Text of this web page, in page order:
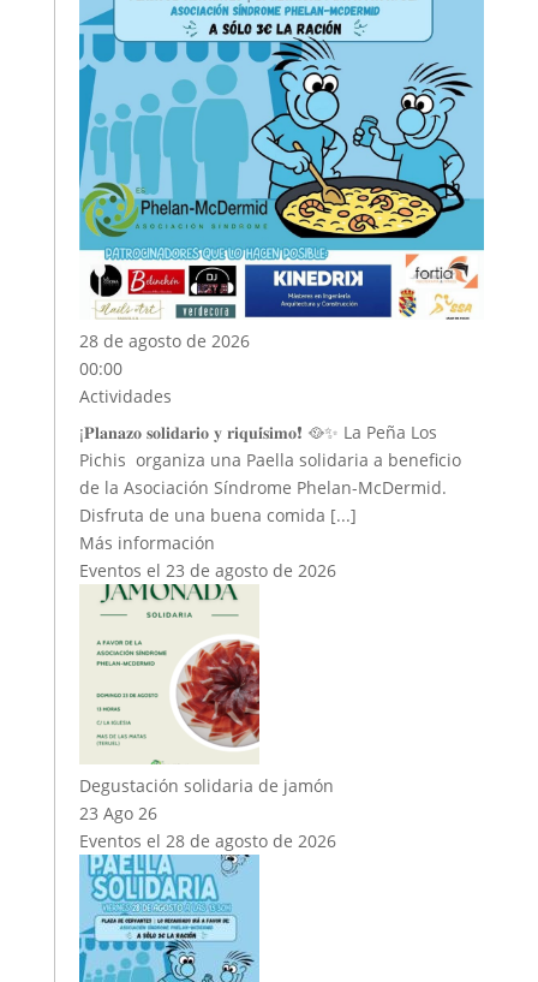
28 de agosto de 2026
00:00
Actividades
¡𝐏𝐥𝐚𝐧𝐚𝐳𝐨 𝐬𝐨𝐥𝐢𝐝𝐚𝐫𝐢𝐨 𝐲 𝐫𝐢𝐪𝐮𝐢́𝐬𝐢𝐦𝐨❗ 🥘✨ La Peña Los
Pichis organiza una Paella solidaria a beneficio
de la Asociación Síndrome Phelan-McDermid.
Disfruta de una buena comida [...]
Más información
Eventos el 23 de agosto de 2026
Degustación solidaria de jamón
23 Ago 26
Eventos el 28 de agosto de 2026